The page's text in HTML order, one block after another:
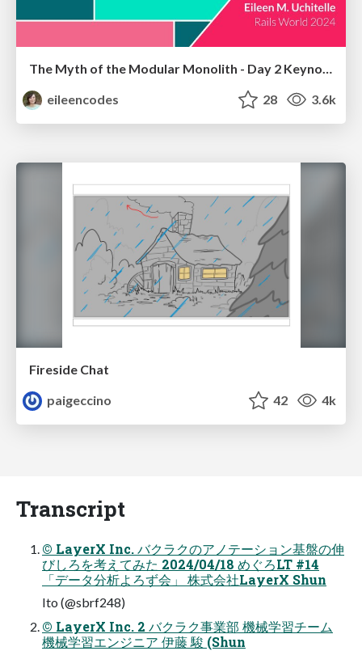
eileencodes
28 3.6k
Fireside Chat
paigeccino
42 4k
Transcript
© LayerX Inc. バクラクのアノテーション基盤の伸
びしろを考えてみた 2024/04/18 めぐろLT #14
「データ分析よろず会」 株式会社LayerX Shun
Ito (@sbrf248)
© LayerX Inc. 2 バクラク事業部 機械学習チーム
機械学習エンジニア 伊藤 駿 (Shun